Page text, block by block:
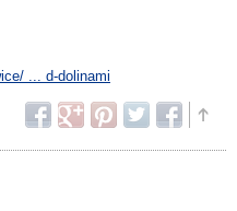
... d-dolinami